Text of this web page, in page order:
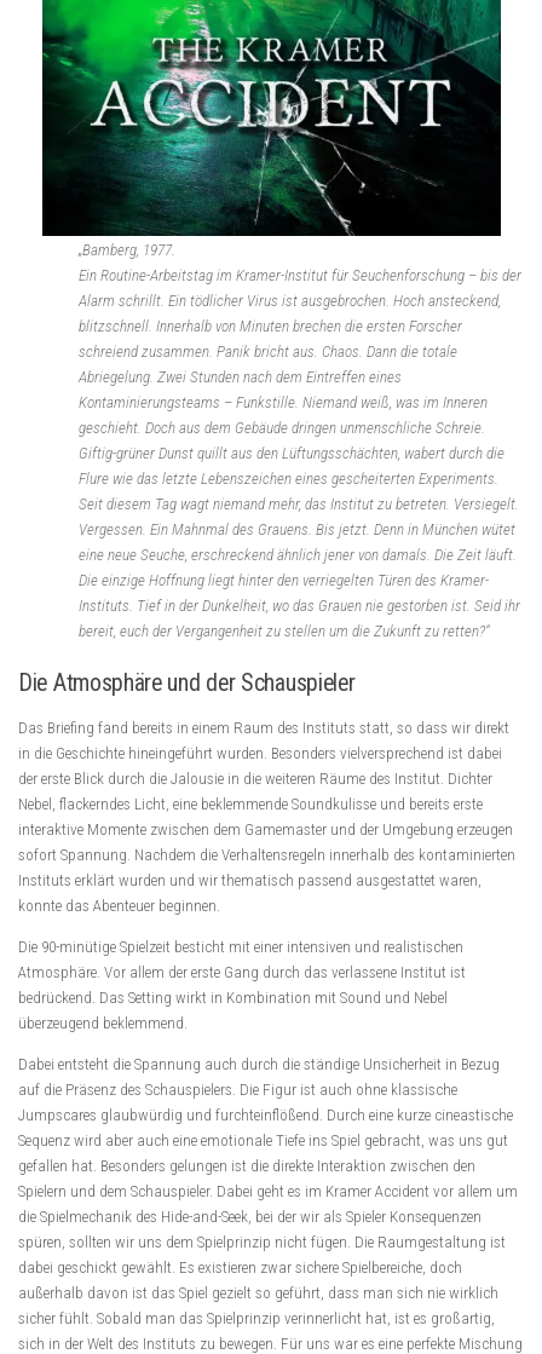
„Bamberg, 1977.
Ein Routine-Arbeitstag im Kramer-Institut für Seuchenforschung – bis der
Alarm schrillt. Ein tödlicher Virus ist ausgebrochen. Hoch ansteckend,
blitzschnell. Innerhalb von Minuten brechen die ersten Forscher
schreiend zusammen. Panik bricht aus. Chaos. Dann die totale
Abriegelung. Zwei Stunden nach dem Eintreffen eines
Kontaminierungsteams – Funkstille. Niemand weiß, was im Inneren
geschieht. Doch aus dem Gebäude dringen unmenschliche Schreie.
Giftig-grüner Dunst quillt aus den Lüftungsschächten, wabert durch die
Flure wie das letzte Lebenszeichen eines gescheiterten Experiments.
Seit diesem Tag wagt niemand mehr, das Institut zu betreten. Versiegelt.
Vergessen. Ein Mahnmal des Grauens. Bis jetzt. Denn in München wütet
eine neue Seuche, erschreckend ähnlich jener von damals. Die Zeit läuft.
Die einzige Hoffnung liegt hinter den verriegelten Türen des Kramer-
Instituts. Tief in der Dunkelheit, wo das Grauen nie gestorben ist. Seid ihr
bereit, euch der Vergangenheit zu stellen um die Zukunft zu retten?“
Die Atmosphäre und der Schauspieler
Das Briefing fand bereits in einem Raum des Instituts statt, so dass wir direkt
in die Geschichte hineingeführt wurden. Besonders vielversprechend ist dabei
der erste Blick durch die Jalousie in die weiteren Räume des Institut. Dichter
Nebel, flackerndes Licht, eine beklemmende Soundkulisse und bereits erste
interaktive Momente zwischen dem Gamemaster und der Umgebung erzeugen
sofort Spannung. Nachdem die Verhaltensregeln innerhalb des kontaminierten
Instituts erklärt wurden und wir thematisch passend ausgestattet waren,
konnte das Abenteuer beginnen.
Die 90-minütige Spielzeit besticht mit einer intensiven und realistischen
Atmosphäre. Vor allem der erste Gang durch das verlassene Institut ist
bedrückend. Das Setting wirkt in Kombination mit Sound und Nebel
überzeugend beklemmend.
Dabei entsteht die Spannung auch durch die ständige Unsicherheit in Bezug
auf die Präsenz des Schauspielers. Die Figur ist auch ohne klassische
Jumpscares glaubwürdig und furchteinflößend. Durch eine kurze cineastische
Sequenz wird aber auch eine emotionale Tiefe ins Spiel gebracht, was uns gut
gefallen hat. Besonders gelungen ist die direkte Interaktion zwischen den
Spielern und dem Schauspieler. Dabei geht es im Kramer Accident vor allem um
die Spielmechanik des Hide-and-Seek, bei der wir als Spieler Konsequenzen
spüren, sollten wir uns dem Spielprinzip nicht fügen. Die Raumgestaltung ist
dabei geschickt gewählt. Es existieren zwar sichere Spielbereiche, doch
außerhalb davon ist das Spiel gezielt so geführt, dass man sich nie wirklich
sicher fühlt. Sobald man das Spielprinzip verinnerlicht hat, ist es großartig,
sich in der Welt des Instituts zu bewegen. Für uns war es eine perfekte Mischung